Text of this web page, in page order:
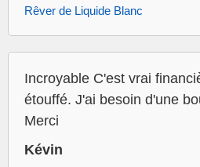
Rêver de Liquide Blanc
Incroyable C'est vrai
étouffé. J'ai besoin d'une
Merci
Kévin